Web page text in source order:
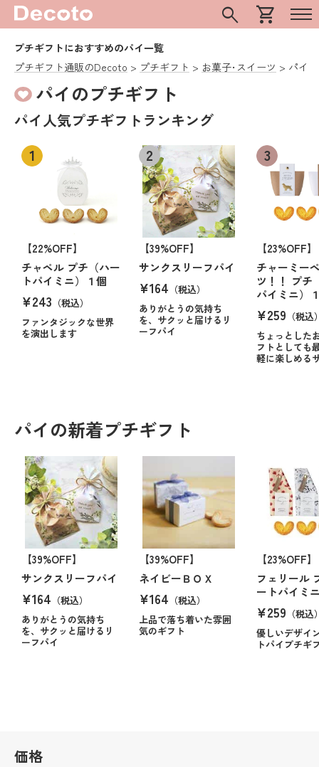
search shopping_cart
プチギフトにおすすめのパイ一覧
プチギフト通販のDecoto
プチギフト お菓子･スイーツ パイ
パイのプチギフト
パイ人気プチギフトランキング
【22%OFF】
チャペル プチ（ハー
トパイミニ）１個
¥243 （税込）
ファンタジックな世界
を演出します
【39%OFF】
サンクスリーフパイ
¥164 （税込）
ありがとうの気持ち
を、サクッと届けるリ
ーフパイ
【23%OFF】
チャーミー
ツ！！ プチ
パイミニ）
¥259 （税込
ちょっとした
フトとしても
軽に楽しめる
パイの新着プチギフト
【39%OFF】
サンクスリーフパイ
¥164 （税込）
ありがとうの気持ち
を、サクッと届けるリ
ーフパイ
【39%OFF】
ネイビーＢＯＸ
¥164 （税込）
上品で落ち着いた雰囲
気のギフト
【23%OFF】
フェリール
ートパイミ
¥259 （税込
優しいデザイ
トパイプチギ
価格